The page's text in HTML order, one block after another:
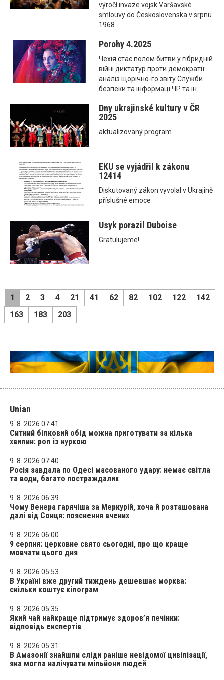
výročí invaze vojsk Varšavské
smlouvy do Československa v srpnu
1968
Porohy 4.2025
Чехія стає полем битви у гібридній
війні диктатур проти демократії:
аналіз щорічно-го звіту Служби
безпеки та інформаці ЧР та ін.
Dny ukrajinské kultury v ČR
2025
aktualizovaný program
EKU se vyjádřil k zákonu
12414
Diskutovaný zákon vyvolal v Ukrajině
příslušné emoce
Usyk porazil Duboise
Gratulujeme!
1 2 3 4 21 41 62 82 102 122
142
163
183 203
Unian
9. 8. 2026 07:41
Ситний білковий обід можна приготувати за кілька
хвилин: рол із куркою
9. 8. 2026 07:40
Росія завдала по Одесі масованого удару: немає світла
та води, багато постраждалих
9. 8. 2026 06:39
Чому Венера гарячіша за Меркурій, хоча й розташована
далі від Сонця: пояснення вчених
9. 8. 2026 06:00
9 серпня: церковне свято сьогодні, про що краще
мовчати цього дня
9. 8. 2026 05:53
В Україні вже другий тиждень дешевшає морква:
скільки коштує кілограм
9. 8. 2026 05:35
Який чай найкраще підтримує здоров’я печінки:
відповідь експертів
9. 8. 2026 05:31
В Амазонії знайшли сліди раніше невідомої цивілізації,
яка могла налічувати мільйони людей